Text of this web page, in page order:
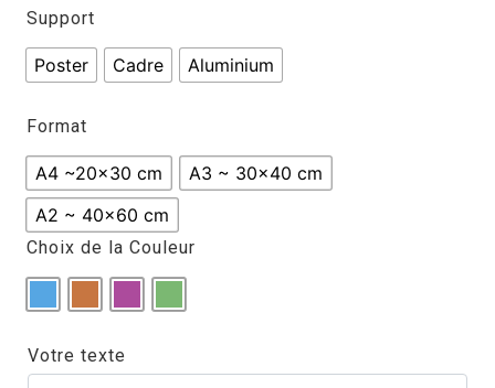
Support
Poster Cadre Aluminium
Format
A4 ~20x30 cm
A3 ~ 30x40 cm
A2 ~ 40x60 cm
Choix de la Couleur
Votre texte